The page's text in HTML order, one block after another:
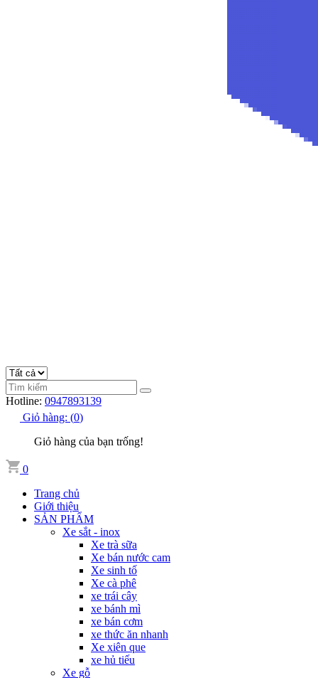
Hotline: 0947893139
Giỏ hàng: (0)
Giỏ hàng của bạn trống!
0
Trang chủ
Giới thiệu
SẢN PHẨM
Xe sắt - inox
Xe trà sữa
Xe bán nước cam
Xe sinh tố
Xe cà phê
xe trái cây
xe bánh mì
xe bán cơm
xe thức ăn nhanh
Xe xiên que
xe hủ tiếu
Xe gỗ